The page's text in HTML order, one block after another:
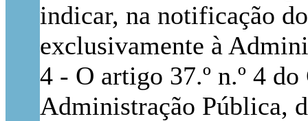
indicar, na notificação
exclusivamente à
4 - O artigo 37.º n.º 4
Administração Pública,